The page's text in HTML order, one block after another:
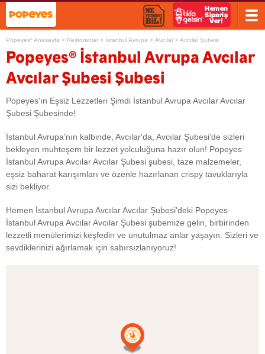
Popeyes® Anasayfa > Restoranlar > İstanbul Avrupa > Avcılar >Avcılar Şubesi
Popeyes®
İstanbul Avrupa Avcılar
Avcılar Şubesi Şubesi
Popeyes'ın Eşsiz Lezzetleri Şimdi İstanbul Avrupa Avcılar Avcılar
Şubesi Şubesinde!
İstanbul Avrupa'nın kalbinde, Avcılar'da, Avcılar Şubesi'de sizleri
bekleyen muhteşem bir lezzet yolculuğuna hazır olun! Popeyes
İstanbul Avrupa Avcılar Avcılar Şubesi şubesi, taze malzemeler,
eşsiz baharat karışımları ve özenle hazırlanan crispy tavuklarıyla
sizi bekliyor.
Hemen İstanbul Avrupa Avcılar Avcılar Şubesi'deki Popeyes
İstanbul Avrupa Avcılar Avcılar Şubesi şubemize gelin, birbirinden
lezzetli menülerimizi keşfedin ve unutulmaz anlar yaşayın. Sizleri ve
sevdiklerinizi ağırlamak için sabırsızlanıyoruz!